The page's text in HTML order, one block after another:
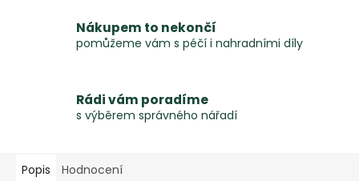
Nákupem to nekončí
pomůžeme vám s péčí i nahradními díly
Rádi vám poradíme
s výběrem správného nářadí
Popis Hodnocení